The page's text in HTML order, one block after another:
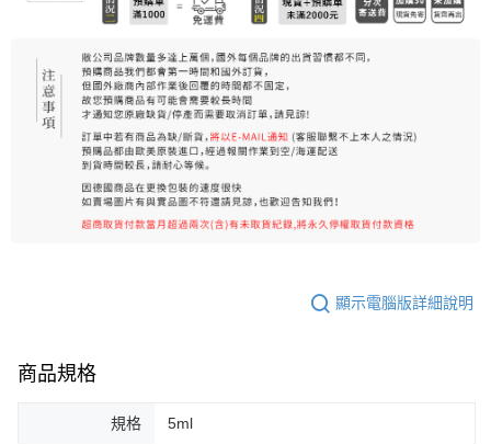
顯示電腦版詳細說明
商品規格
規格 5ml